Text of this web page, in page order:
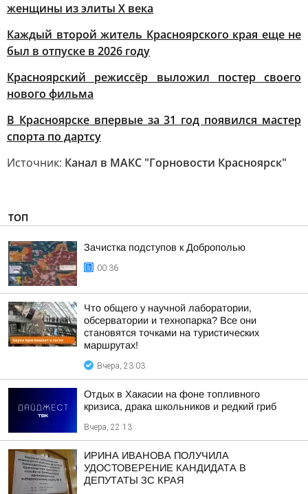
женщины из элиты X века
Каждый второй житель Красноярского края еще не
был в отпуске в 2026 году
Красноярский режиссёр выложил постер своего
нового фильма
В Красноярске впервые за 31 год появился мастер
спорта по дартсу
Источник: Канал в МАКС "Горновости Красноярск"
ТОП
Зачистка подступов к Доброполью
00:36
Что общего у научной лаборатории,
обсерватории и технопарка? Все они
становятся точками на туристических
маршрутах!
Вчера, 23:03
Отдых в Хакасии на фоне топливного
кризиса, драка школьников и редкий гриб
Вчера, 22:13
ИРИНА ИВАНОВА ПОЛУЧИЛА
УДОСТОВЕРЕНИЕ КАНДИДАТА В
ДЕПУТАТЫ ЗС КРАЯ